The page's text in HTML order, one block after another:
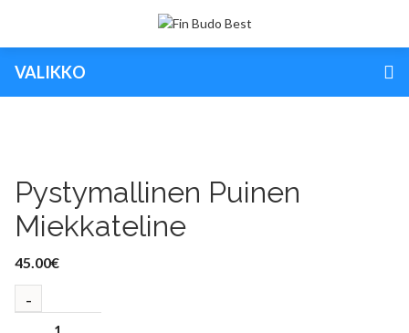
VALIKKO
Pystymallinen Puinen
Miekkateline
45.00€